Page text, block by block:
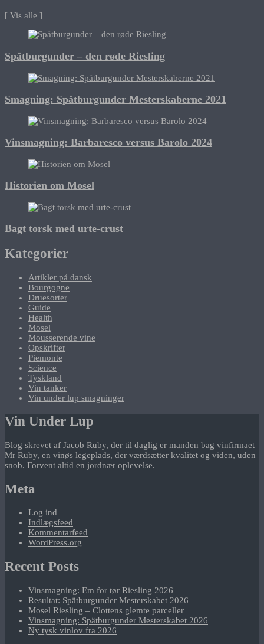
[ Vis alle ]
Spätburgunder – den røde Riesling
Smagning: Spätburgunder Mesterskaberne 2021
Vinsmagning: Barbaresco versus Barolo 2024
Historien om Mosel
Bagt torsk med urte-crust
Kategorier
Artikler på dansk
Bourgogne
Druesorter
Guide
Health
Mosel
Mousserende vine
Opskrifter
Piemonte
Science
Tyskland
Vin tanker
Vin under lup smagninger
Vin Under Lup
Blog skrevet af Jacob Ruby, der til daglig er manden bag vinfirmaet
Mr Ruby, en vinøs legeplads, der værdsætter kvalitet og viden, uden
snob. Forvent altid en jordnær oplevelse.
Meta
Log ind
Indlægsfeed
Kommentarfeed
WordPress.org
Recent Posts
Vinsmagning: Em for tør Riesling 2026
Resultat: Spätburgunder Mesterskabet 2026
Mosel Riesling – Clottens glemte parceller
Vinsmagning: Spätburgunder Mesterskabet 2026
Ny tysk vinlov fra 2026